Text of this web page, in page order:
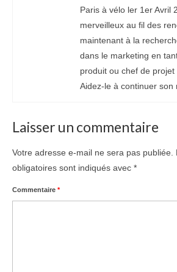
Paris à vélo ler 1er Avril
merveilleux au fil des
maintenant à la
dans le marketing en
produit ou chef de projet
Aidez-le à continuer son
Laisser un commentaire
Votre adresse e-mail ne sera pas publiée.
obligatoires sont indiqués avec *
Commentaire *